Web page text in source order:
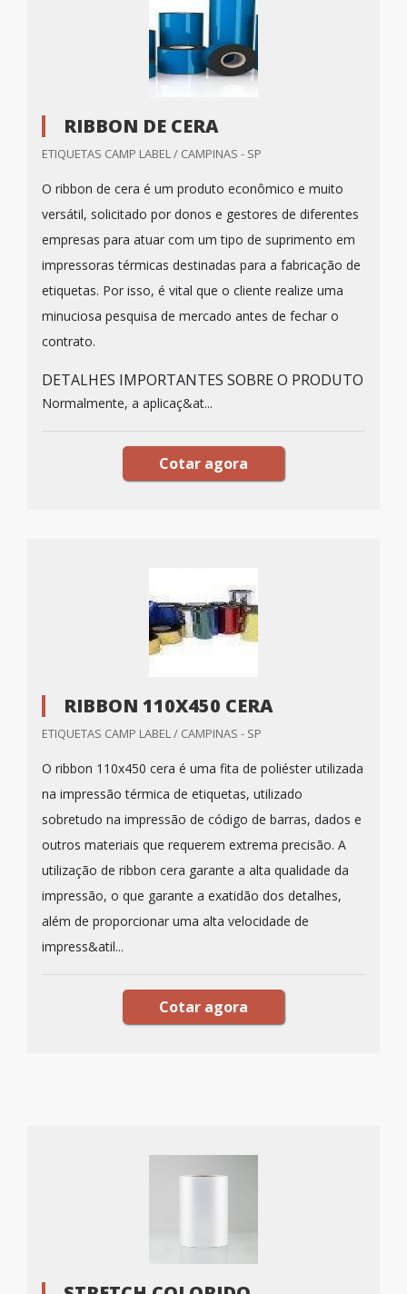
RIBBON DE CERA
ETIQUETAS CAMP LABEL / CAMPINAS - SP
O ribbon de cera é um produto econômico e muito
versátil, solicitado por donos e gestores de diferentes
empresas para atuar com um tipo de suprimento em
impressoras térmicas destinadas para a fabricação de
etiquetas. Por isso, é vital que o cliente realize uma
minuciosa pesquisa de mercado antes de fechar o
contrato.
DETALHES IMPORTANTES SOBRE O PRODUTO
Normalmente, a aplicaç&at...
Cotar agora
RIBBON 110X450 CERA
ETIQUETAS CAMP LABEL / CAMPINAS - SP
O ribbon 110x450 cera é uma fita de poliéster utilizada
na impressão térmica de etiquetas, utilizado
sobretudo na impressão de código de barras, dados e
outros materiais que requerem extrema precisão. A
utilização de ribbon cera garante a alta qualidade da
impressão, o que garante a exatidão dos detalhes,
além de proporcionar uma alta velocidade de
impress&atil...
Cotar agora